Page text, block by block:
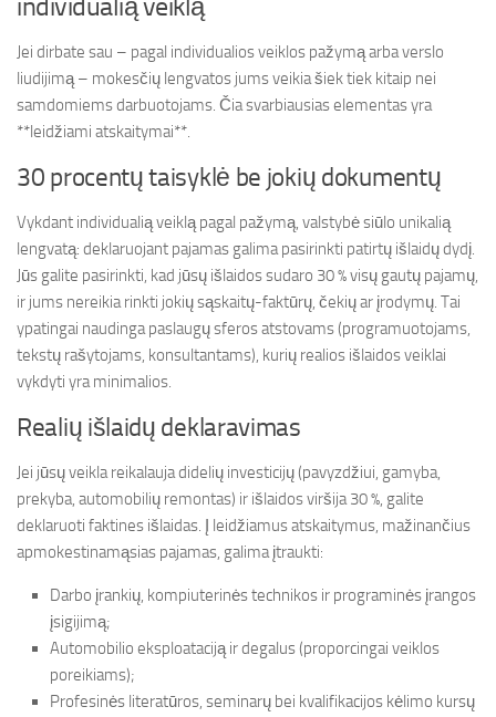
individualią veiklą
Jei dirbate sau – pagal individualios veiklos pažymą arba verslo
liudijimą – mokesčių lengvatos jums veikia šiek tiek kitaip nei
samdomiems darbuotojams. Čia svarbiausias elementas yra
**leidžiami atskaitymai**.
30 procentų taisyklė be jokių dokumentų
Vykdant individualią veiklą pagal pažymą, valstybė siūlo unikalią
lengvatą: deklaruojant pajamas galima pasirinkti patirtų išlaidų dydį.
Jūs galite pasirinkti, kad jūsų išlaidos sudaro 30 % visų gautų pajamų,
ir jums nereikia rinkti jokių sąskaitų-faktūrų, čekių ar įrodymų. Tai
ypatingai naudinga paslaugų sferos atstovams (programuotojams,
tekstų rašytojams, konsultantams), kurių realios išlaidos veiklai
vykdyti yra minimalios.
Realių išlaidų deklaravimas
Jei jūsų veikla reikalauja didelių investicijų (pavyzdžiui, gamyba,
prekyba, automobilių remontas) ir išlaidos viršija 30 %, galite
deklaruoti faktines išlaidas. Į leidžiamus atskaitymus, mažinančius
apmokestinamąsias pajamas, galima įtraukti:
Darbo įrankių, kompiuterinės technikos ir programinės įrangos
įsigijimą;
Automobilio eksploataciją ir degalus (proporcingai veiklos
poreikiams);
Profesinės literatūros, seminarų bei kvalifikacijos kėlimo kursų